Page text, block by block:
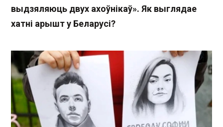
выдзяляюць двух ахоўнікаў». Як выглядае
хатні арышт у Беларусі?